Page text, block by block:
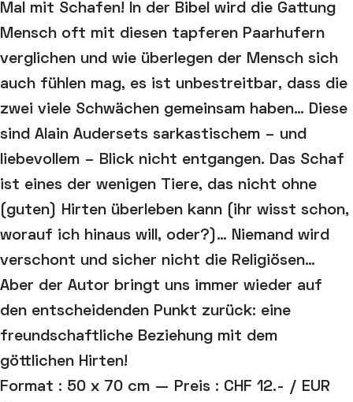
Mal mit Schafen! In der Bibel wird die Gattung
Mensch oft mit diesen tapferen Paarhufern
verglichen und wie überlegen der Mensch sich
auch fühlen mag, es ist unbestreitbar, dass die
zwei viele Schwächen gemeinsam haben… Diese
sind Alain Audersets sarkastischem – und
liebevollem – Blick nicht entgangen. Das Schaf
ist eines der wenigen Tiere, das nicht ohne
(guten) Hirten überleben kann (ihr wisst schon,
worauf ich hinaus will, oder?)… Niemand wird
verschont und sicher nicht die Religiösen…
Aber der Autor bringt uns immer wieder auf
den entscheidenden Punkt zurück: eine
freundschaftliche Beziehung mit dem
göttlichen Hirten!
Format : 50 x 70 cm — Preis : CHF 12.- / EUR